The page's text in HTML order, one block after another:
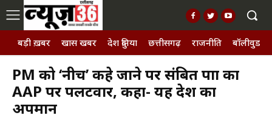
बड़ी ख़बर खास खबर देश दुनिया छत्तीसगढ़ राजनीति बॉलीवुड,
PM को ‘नीच’ कहे जाने पर संबित पात्रा का
AAP पर पलटवार, कहा- यह देश का
अपमान